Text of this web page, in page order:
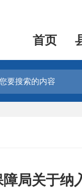
首页
局关于纳